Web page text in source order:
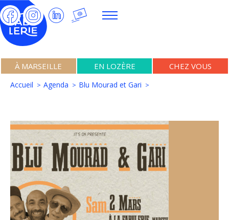
À MARSEILLE EN LOZÈRE CHEZ VOUS
Accueil Agenda Blu Mourad et Gari